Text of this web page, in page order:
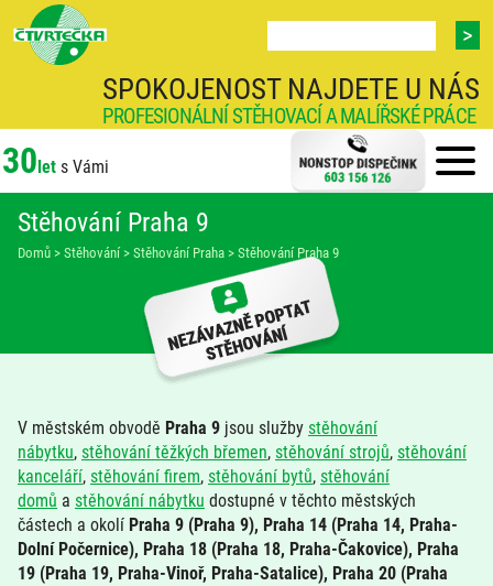
SPOKOJENOST NAJDETE U NÁS
PROFESIONÁLNÍ STĚHOVACÍ A MALÍŘSKÉ PRÁCE
30let s Vámi
Stěhování Praha 9
Domů > Stěhování> Stěhování Praha > Stěhování Praha 9
V městském obvodě Praha 9 jsou služby stěhování
nábytku, stěhování těžkých břemen, stěhování strojů, stěhování
kanceláří, stěhování firem, stěhování bytů, stěhování
domů a stěhování nábytku dostupné v těchto městských
částech a okolí Praha 9 (Praha 9), Praha 14 (Praha 14, Praha-
Dolní Počernice), Praha 18 (Praha 18, Praha-Čakovice), Praha
19 (Praha 19, Praha-Vinoř, Praha-Satalice), Praha 20 (Praha